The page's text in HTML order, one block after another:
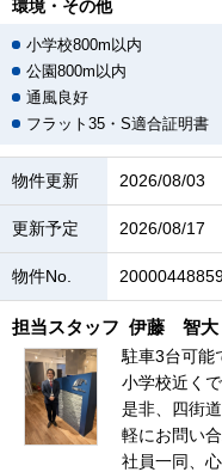
環境・その他
小学校800m以内
公園800m以内
通風良好
フラット35・S適合証明書
物件更新 2026/08/03
更新予定 2026/08/17
物件No.
担当スタッフ 伊藤 智大
駐車3台可能
小学校近く
是非、四街
軽にお問い
社員一同、